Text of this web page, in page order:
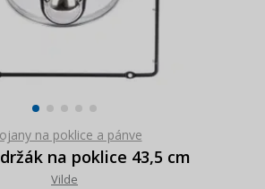
na poklice a pánve
na poklice 43,5 cm
Vilde